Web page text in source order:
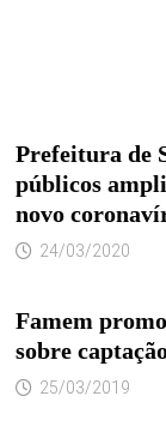
Prefeitura de
públicos
novo
24/03/2020
Famem
sobre
25/03/2019